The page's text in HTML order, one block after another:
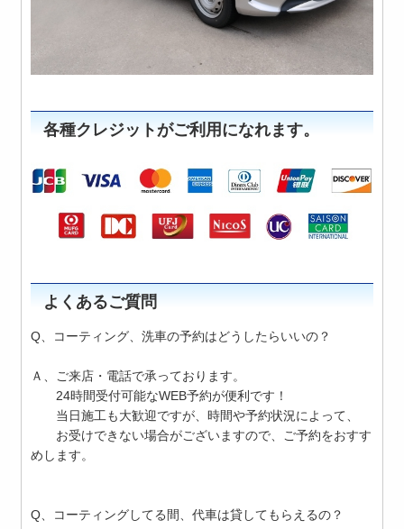
各種クレジットがご利用になれます。
よくあるご質問
Q、コーティング、洗車の予約はどうしたらいいの？
Ａ、ご来店・電話で承っております。
24時間受付可能なWEB予約が便利です！
当日施工も大歓迎ですが、時間や予約状況によって、
お受けできない場合がございますので、ご予約をおすす
めします。
Q、コーティングしてる間、代車は貸してもらえるの？